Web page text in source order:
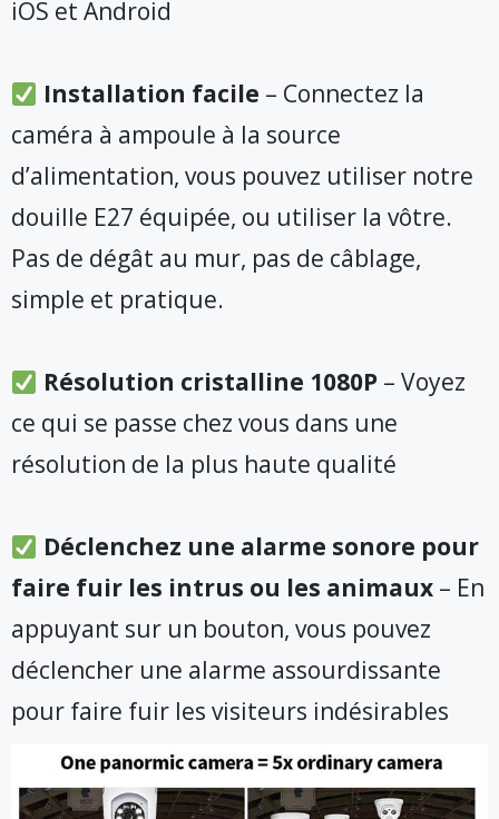
iOS et Android
Installation facile – Connectez la
caméra à ampoule à la source
d’alimentation, vous pouvez utiliser notre
douille E27 équipée, ou utiliser la vôtre.
Pas de dégât au mur, pas de câblage,
simple et pratique.
Résolution cristalline 1080P– Voyez
ce qui se passe chez vous dans une
résolution de la plus haute qualité
Déclenchez une alarme sonore pour
faire fuir les intrus ou les animaux – En
appuyant sur un bouton, vous pouvez
déclencher une alarme assourdissante
pour faire fuir les visiteurs indésirables